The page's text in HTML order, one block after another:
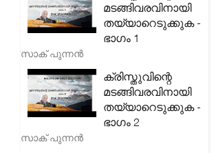
മടങ്ങിവരവിനായി
തയ്യാറെടുക്കുക -
ഭാഗം 1
സാക് പുന്നൻ
ക്രിസ്തുവിന്റെ
മടങ്ങിവരവിനായി
തയ്യാറെടുക്കുക -
ഭാഗം 2
സാക് പുന്നൻ